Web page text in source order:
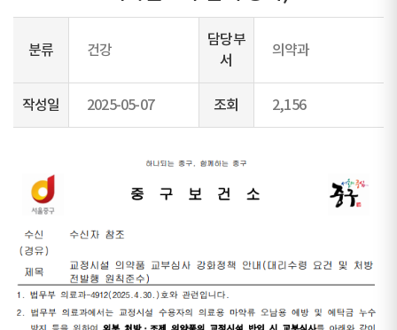
분류 건강
담당부
서
의약과
작성일 2025-05-07 조회 2,156